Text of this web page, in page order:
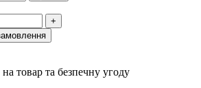
+
на товар та безпечну угоду